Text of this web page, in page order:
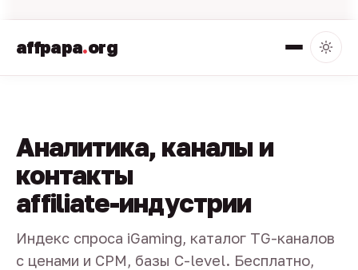
affpapa.org
Аналитика, каналы и
контакты
affiliate-индустрии
Индекс спроса iGaming, каталог TG-каналов
с ценами и CPM, базы C-level. Бесплатно,